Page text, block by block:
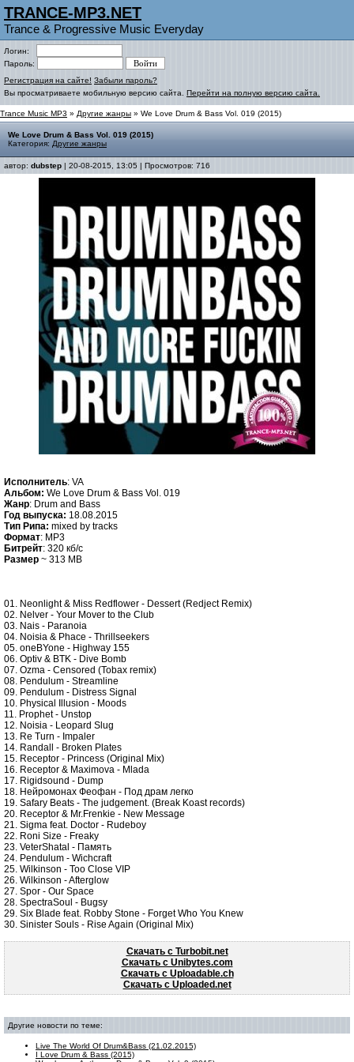
TRANCE-MP3.NET
Trance & Progressive Music Everyday
Логин:
Пароль:
Регистрация на сайте! Забыли пароль?
Вы просматриваете мобильную версию сайта. Перейти на полную версию сайта.
Trance Music MP3 » Другие жанры » We Love Drum & Bass Vol. 019 (2015)
We Love Drum & Bass Vol. 019 (2015)
Категория: Другие жанры
автор: dubstep | 20-08-2015, 13:05 | Просмотров: 716
Исполнитель: VA
Альбом: We Love Drum & Bass Vol. 019
Жанр: Drum and Bass
Год выпуска: 18.08.2015
Тип Рипа: mixed by tracks
Формат: MP3
Битрейт: 320 кб/c
Размер ~ 313 MB
01. Neonlight & Miss Redflower - Dessert (Redject Remix)
02. Nelver - Your Mover to the Club
03. Nais - Paranoia
04. Noisia & Phace - Thrillseekers
05. oneBYone - Highway 155
06. Optiv & BTK - Dive Bomb
07. Ozma - Censored (Tobax remix)
08. Pendulum - Streamline
09. Pendulum - Distress Signal
10. Physical Illusion - Moods
11. Prophet - Unstop
12. Noisia - Leopard Slug
13. Re Turn - Impaler
14. Randall - Broken Plates
15. Receptor - Princess (Original Mix)
16. Receptor & Maximova - Mlada
17. Rigidsound - Dump
18. Нейромонах Феофан - Под драм легко
19. Safary Beats - The judgement. (Break Koast records)
20. Receptor & Mr.Frenkie - New Message
21. Sigma feat. Doctor - Rudeboy
22. Roni Size - Freaky
23. VeterShatal - Память
24. Pendulum - Wichcraft
25. Wilkinson - Too Close VIP
26. Wilkinson - Afterglow
27. Spor - Our Space
28. SpectraSoul - Bugsy
29. Six Blade feat. Robby Stone - Forget Who You Knew
30. Sinister Souls - Rise Again (Original Mix)
Скачать c Turbobit.net
Скачать c Unibytes.com
Скачать c Uploadable.ch
Скачать c Uploaded.net
Другие новости по теме:
Live The World Of Drum&Bass (21.02.2015)
I Love Drum & Bass (2015)